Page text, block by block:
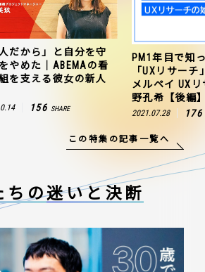
人だから」と自分を守
やめた｜ABEMAの看
を支える彼女の新人
156 SHARE
PM1年目で知
「UXリサー
メルペイ UX
野孔希【後編
2021.07.28 176
この特集の記事一覧へ
ちの迷いと決断